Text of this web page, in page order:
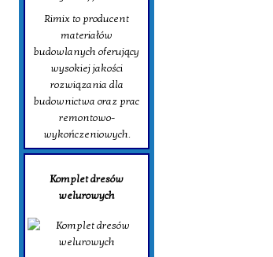
Rimix to producent
materiałów
budowlanych oferujący
wysokiej jakości
rozwiązania dla
budownictwa oraz prac
remontowo-
wykończeniowych.
Komplet dresów
welurowych